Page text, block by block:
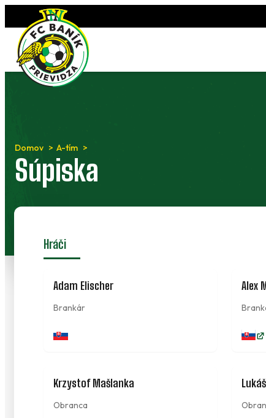
Preskočiť
na
obsah
Domov A-tím
Súpiska
Hráči
Adam Elischer
Brankár
Alex
Krzystof Mašlanka
Obranca